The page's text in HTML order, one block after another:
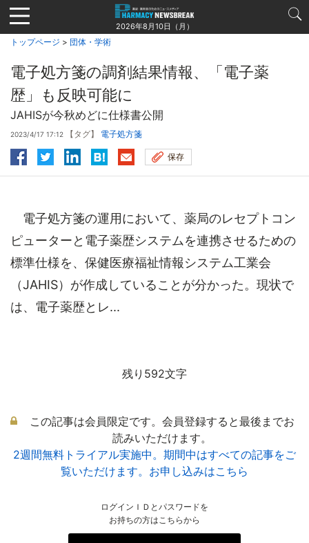
Jump
to
navigation
2026年8月10日（月）
トップページ > 団体・学術
電子処方箋の調剤結果情報、「電子薬
歴」も反映可能に
JAHISが今秋めどに仕様書公開
2023/4/17 17:12 【タグ】 電子処方箋
保存
電子処方箋の運用において、薬局のレセプトコン
ピューターと電子薬歴システムを連携させるための
標準仕様を、保健医療福祉情報システム工業会
（JAHIS）が作成していることが分かった。現状で
は、電子薬歴とレ...
残り592文字
この記事は会員限定です。会員登録すると最後までお
読みいただけます。
2週間無料トライアル実施中。期間中はすべての記事をご
覧いただけます。お申し込みはこちら
ログインＩＤとパスワードを
お持ちの方はこちらから